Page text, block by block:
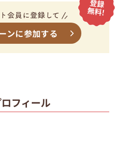
ンに参加する
フィール